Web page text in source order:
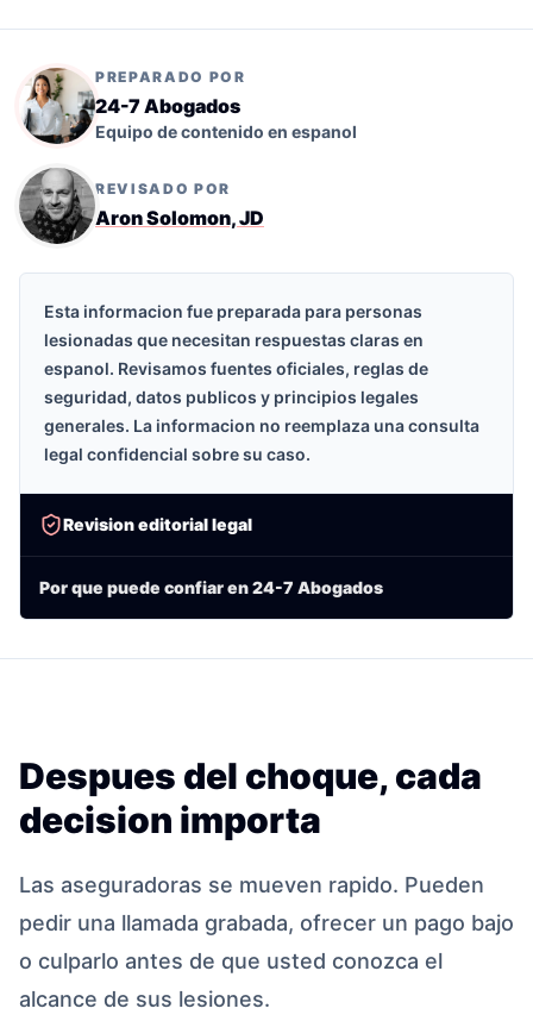
PREPARADO POR
24-7 Abogados
Equipo de contenido en espanol
REVISADO POR
Aron Solomon, JD
Esta informacion fue preparada para personas
lesionadas que necesitan respuestas claras en
espanol. Revisamos fuentes oficiales, reglas de
seguridad, datos publicos y principios legales
generales. La informacion no reemplaza una consulta
legal confidencial sobre su caso.
Revision editorial legal
Por que puede confiar en 24-7 Abogados
Despues del choque, cada
decision importa
Las aseguradoras se mueven rapido. Pueden
pedir una llamada grabada, ofrecer un pago bajo
o culparlo antes de que usted conozca el
alcance de sus lesiones.